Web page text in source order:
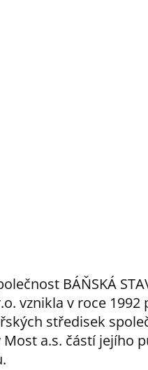
BÁŇSKÁ
vznikla v roce 1992
středisek
Most a.s. částí jejího